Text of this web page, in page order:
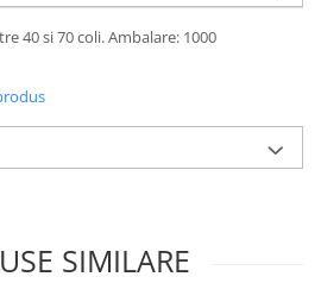
stilou
compase,
40 si 70 coli. Ambalare: 1000
SIMILARE